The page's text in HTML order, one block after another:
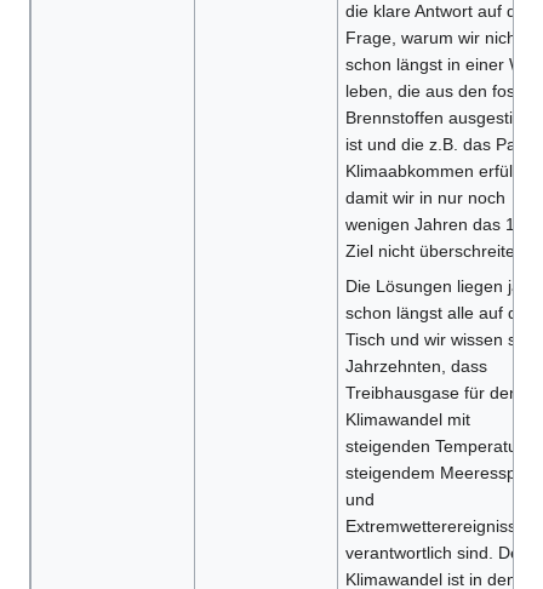
die klare Antwort auf die
Frage, warum wir nicht
schon längst in einer Welt
leben, die aus den
Brennstoffen
ist und die z.B. das
Klimaabkommen erfüllt,
damit wir in nur noch
wenigen Jahren das 1,5°-
Ziel nicht überschreiten.
Die Lösungen liegen ja
schon längst alle auf dem
Tisch und wir wissen seit
Jahrzehnten, dass
Treibhausgase für den
Klimawandel mit
steigenden
steigendem
und
Extremwetterereignissen
verantwortlich sind. Der
Klimawandel ist in den